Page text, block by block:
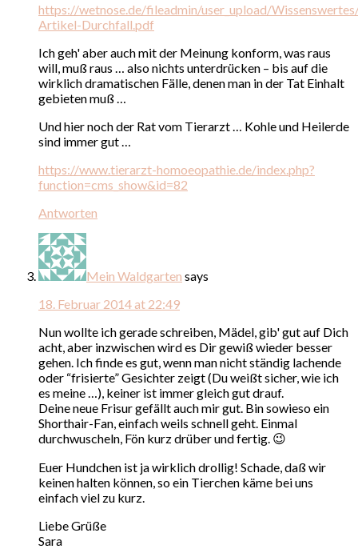
https://wetnose.de/fileadmin/user_upload/
Artikel-Durchfall.pdf
Ich geh' aber auch mit der Meinung konform, was raus
will, muß raus … also nichts unterdrücken – bis auf die
wirklich dramatischen Fälle, denen man in der Tat Einhalt
gebieten muß …
Und hier noch der Rat vom Tierarzt … Kohle und Heilerde
sind immer gut …
https://www.tierarzt-homoeopathie.de/index.php?
function=cms_show&id=82
Antworten
Mein Waldgarten says
18. Februar 2014 at 22:49
Nun wollte ich gerade schreiben, Mädel, gib' gut auf Dich
acht, aber inzwischen wird es Dir gewiß wieder besser
gehen. Ich finde es gut, wenn man nicht ständig lachende
oder “frisierte” Gesichter zeigt (Du weißt sicher, wie ich
es meine …), keiner ist immer gleich gut drauf.
Deine neue Frisur gefällt auch mir gut. Bin sowieso ein
Shorthair-Fan, einfach weils schnell geht. Einmal
durchwuscheln, Fön kurz drüber und fertig. 😉
Euer Hundchen ist ja wirklich drollig! Schade, daß wir
keinen halten können, so ein Tierchen käme bei uns
einfach viel zu kurz.
Liebe Grüße
Sara